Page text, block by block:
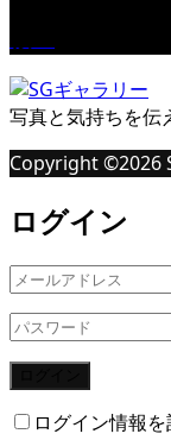
写真と気持ちを伝
Copyright ©2026
ログイン
ログイン情報